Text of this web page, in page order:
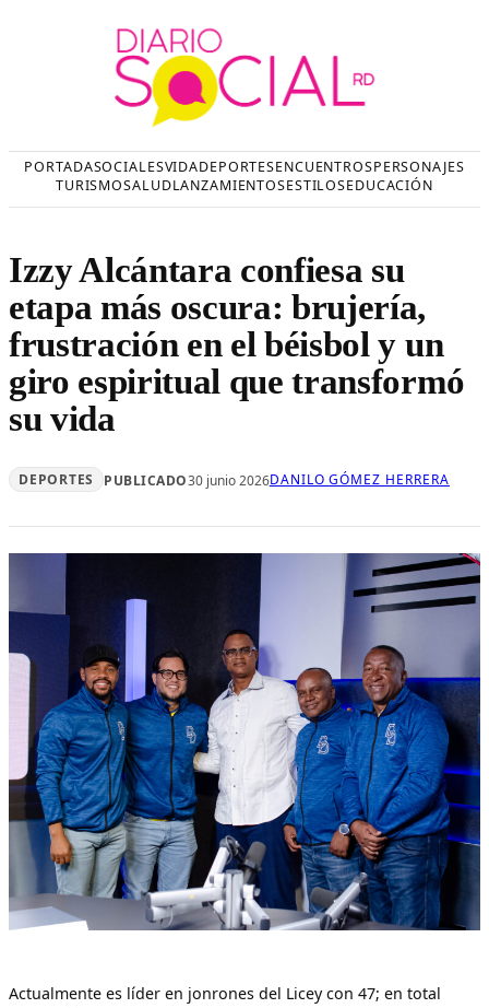
PORTADASOCIALESVIDADEPORTESENCUENTROSPERSONAJES
TURISMOSALUDLANZAMIENTOSESTILOSEDUCACIÓN
Izzy Alcántara confiesa su
etapa más oscura: brujería,
frustración en el béisbol y un
giro espiritual que transformó
su vida
DEPORTES PUBLICADO30 junio 2026DANILO GÓMEZ HERRERA
Actualmente es líder en jonrones del Licey con 47; en total